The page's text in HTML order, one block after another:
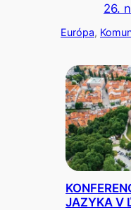
26.
Európa,
JAZYKA V